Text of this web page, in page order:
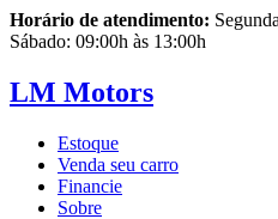
Horário de atendimento:
Sábado: 09:00h às 13:00h
LM Motors
Estoque
Venda seu carro
Financie
Sobre